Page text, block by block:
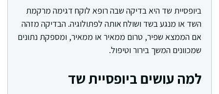
ביופסיית שד היא בדיקה שבה רופא לוקח דגימה מרקמת
השד או מנגע בשד ושולח אותה לפתולוגיה. הבדיקה מזהה
אם הממצא שפיר, טרום ממאיר או ממאיר, ומספקת נתונים
שמכוונים המשך בירור וטיפול.
למה עושים ביופסיית שד